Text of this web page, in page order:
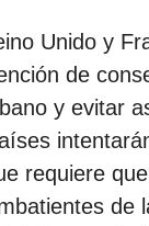
Unido y
de
y evitar
requiere
de